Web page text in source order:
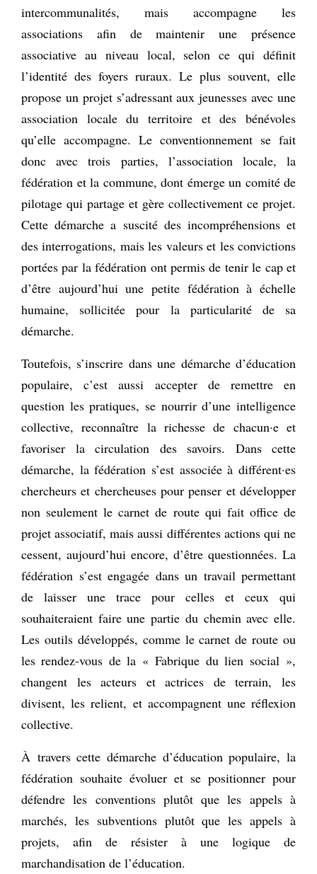
intercommunalités, mais accompagne les
associations afin de maintenir une présence
associative au niveau local, selon ce qui définit
l’identité des foyers ruraux. Le plus souvent, elle
propose un projet s’adressant aux jeunesses avec une
association locale du territoire et des bénévoles
qu’elle accompagne. Le conventionnement se fait
donc avec trois parties, l’association locale, la
fédération et la commune, dont émerge un comité de
pilotage qui partage et gère collectivement ce projet.
Cette démarche a suscité des incompréhensions et
des interrogations, mais les valeurs et les convictions
portées par la fédération ont permis de tenir le cap et
d’être aujourd’hui une petite fédération à échelle
humaine, sollicitée pour la particularité de sa
démarche.
Toutefois, s’inscrire dans une démarche d’éducation
populaire, c’est aussi accepter de remettre en
question les pratiques, se nourrir d’une intelligence
collective, reconnaître la richesse de chacun·e et
favoriser la circulation des savoirs. Dans cette
démarche, la fédération s’est associée à différent·es
chercheurs et chercheuses pour penser et développer
non seulement le carnet de route qui fait office de
projet associatif, mais aussi différentes actions qui ne
cessent, aujourd’hui encore, d’être questionnées. La
fédération s’est engagée dans un travail permettant
de laisser une trace pour celles et ceux qui
souhaiteraient faire une partie du chemin avec elle.
Les outils développés, comme le carnet de route ou
les rendez-vous de la « Fabrique du lien social »,
changent les acteurs et actrices de terrain, les
divisent, les relient, et accompagnent une réflexion
collective.
À travers cette démarche d’éducation populaire, la
fédération souhaite évoluer et se positionner pour
défendre les conventions plutôt que les appels à
marchés, les subventions plutôt que les appels à
projets, afin de résister à une logique de
marchandisation de l’éducation.